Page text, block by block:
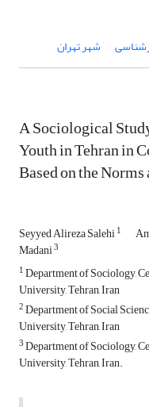
شهر تهران
A Sociological
Youth in Tehran in
Based on the
Seyyed Alireza Salehi1
Madani3
1Department of Sociology,
University, Tehran, Iran
2Department of Social
University, Tehran, Iran
3Department of Sociology,
University, Tehran, Iran.